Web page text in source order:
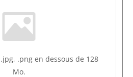
.png en dessous de 128
Mo.